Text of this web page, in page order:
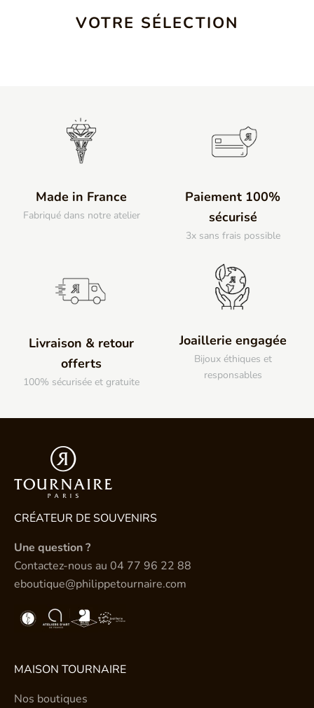
VOTRE SÉLECTION
Made in France
Fabriqué dans notre atelier
Paiement 100%
sécurisé
3x sans frais possible
Livraison & retour
offerts
100% sécurisée et gratuite
Joaillerie engagée
Bijoux éthiques et
responsables
CRÉATEUR DE SOUVENIRS
Une question ?
Contactez-nous au 04 77 96 22 88
eboutique@philippetournaire.com
MAISON TOURNAIRE
Nos boutiques